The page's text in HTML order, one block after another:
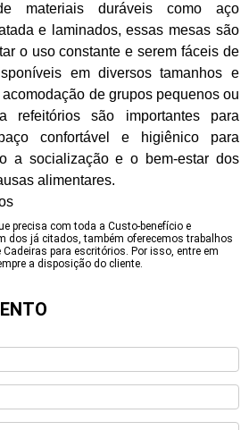
materiais duráveis como aço
e laminados, essas mesas são
o uso constante e serem fáceis de
em diversos tamanhos e
de grupos pequenos ou
refeitórios são importantes para
confortável e higiênico para
a socialização e o bem-estar dos
alimentares.
precisa com toda a Custo-benefício e
dos já citados, também oferecemos trabalhos
para escritórios. Por isso, entre em
a disposição do cliente.